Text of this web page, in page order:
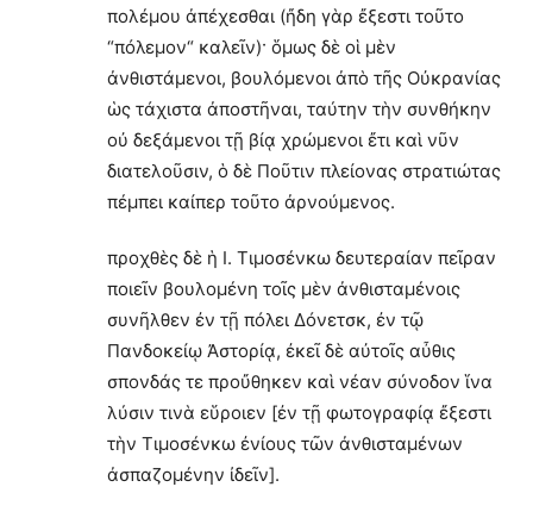
πολέμου ἀπέχεσθαι (ἤδη γὰρ ἔξεστι τοῦτο
“πόλεμον“ καλεῖν)· ὅμως δὲ οἱ μὲν
ἀνθιστάμενοι, βουλόμενοι ἀπὸ τῆς Οὐκρανίας
ὡς τάχιστα ἀποστῆναι, ταύτην τὴν συνθήκην
οὐ δεξάμενοι τῇ βίᾳ χρώμενοι ἔτι καὶ νῦν
διατελοῦσιν, ὁ δὲ Ποῦτιν πλείονας στρατιώτας
πέμπει καίπερ τοῦτο ἀρνούμενος.
προχθὲς δὲ ἡ Ι. Τιμοσένκω δευτεραίαν πεῖραν
ποιεῖν βουλομένη τοῖς μὲν ἀνθισταμένοις
συνῆλθεν ἐν τῇ πόλει Δόνετσκ, ἐν τῷ
Πανδοκείῳ Ἀστορίᾳ, ἐκεῖ δὲ αὐτοῖς αὖθις
σπονδάς τε προὔθηκεν καὶ νέαν σύνοδον ἵνα
λύσιν τινὰ εὕροιεν [ἐν τῇ φωτογραφίᾳ ἔξεστι
τὴν Τιμοσένκω ἐνίους τῶν ἀνθισταμένων
ἀσπαζομένην ἰδεῖν].